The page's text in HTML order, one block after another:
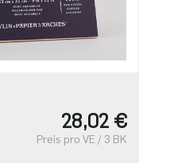
28,02 €
Preis pro VE / 3 BK